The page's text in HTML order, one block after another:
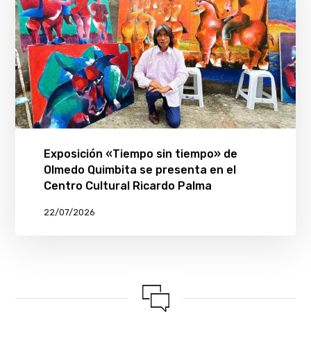
Exposición «Tiempo sin tiempo» de
Olmedo Quimbita se presenta en el
Centro Cultural Ricardo Palma
22/07/2026